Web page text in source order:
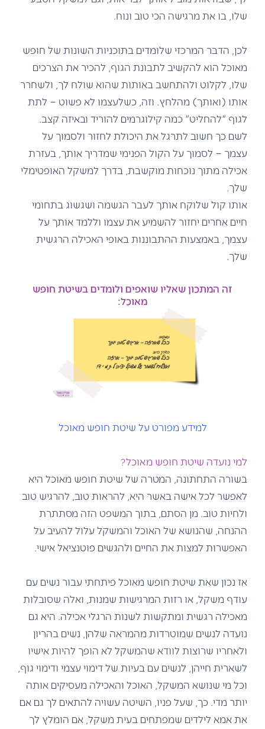
שלו, בו את מרגישה הכי טוב ונוח.
לכן, הדבר המרכזי שלומדים בתוכניות השונות של חופש
מאוכל הוא להקשיב לתבונת הגוף, להכיר את הצרכים
שלו, לקלוט ולהתחשב באותות שהוא שולח לך, ולשחרר
אותו (ואותך) מהלחץ. וזה, כשלעצמו לא פשוט – לתת
לגוף "להחליט" כמה קילוגרמים להוריד ובאיזה קצב.
לשם כך חשוב לתרגל את היכולת לחזור ולסמוך על
עצמך – לסמוך על הקול הפנימי שמדריך אותך, בעזרת
אכילה מתוך נוכחות מוקשבת, בדרך למשקל האופטימלי
שלך.
אותו קול שלוקח אותך לעבר הגשמה ושגשוג בתחומי
חיים אחרים יחזור להשמיע את עצמו וללמד אותך על
עצמך, באמצעות ההתבוננות באופי האכילה הרגשית
שלך.
זה המתכון שאליו שואפים ולומדים בשיטת חופש
מאוכל:
למידע מפורט על שיטת חופש מאוכל
למי נועדה שיטת חופש מאוכל?
בשורה התחתונה, המטרה של שיטת חופש מאוכל היא
לאפשר לכל אישה באשר היא, להראות טוב, להרגיש טוב
ולחיות טוב. מן הסתם, בתוך המשפט הזה מסתתרת
ההנחה, שהנושא של האוכל והמשקל עלול להעיב על
האפשרות למצות את החיים ולהגשים פוטנציאל אישי.
אז נכון שאת שיטת חופש מאוכל פיתחתי עבור נשים עם
עודף משקל, או רזות המרגישות שמנות, ואלה שסובלות
מאכילה רגשית ומתקשות לשנות הרגלי אכילה. היא גם
נועדה לנשים שמוטרדות מהמראה שלהן, נשים בהריון
ולאחריו שרוצות לוודא שהמשקל לא הופך להיות אישיו
לשארית חייהן, לנשים עם בעיות של דימוי עצמי ודימוי גוף,
וכל מי שנושא המשקל, האוכל והאכילה מעסיקים אותה
יותר מדי. כך, שעל פניו, השיטה עשויה להתאים לך גם אם
את אמא לילדים שמפתחים בעית משקל, אם הומלץ לך